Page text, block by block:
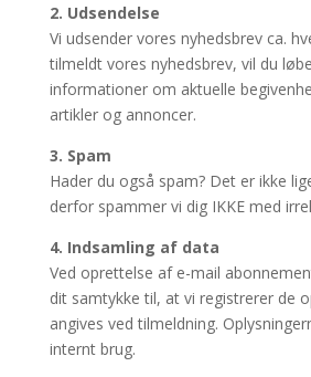
2. Udsendelse
Vi udsender vores nyhedsbrev ca.
tilmeldt vores nyhedsbrev, vil du
informationer om aktuelle
artikler og annoncer.
3. Spam
Hader du også spam? Det er ikke
derfor spammer vi dig IKKE med
4. Indsamling af data
Ved oprettelse af e-mail
dit samtykke til, at vi registrerer de
angives ved tilmeldning.
internt brug.